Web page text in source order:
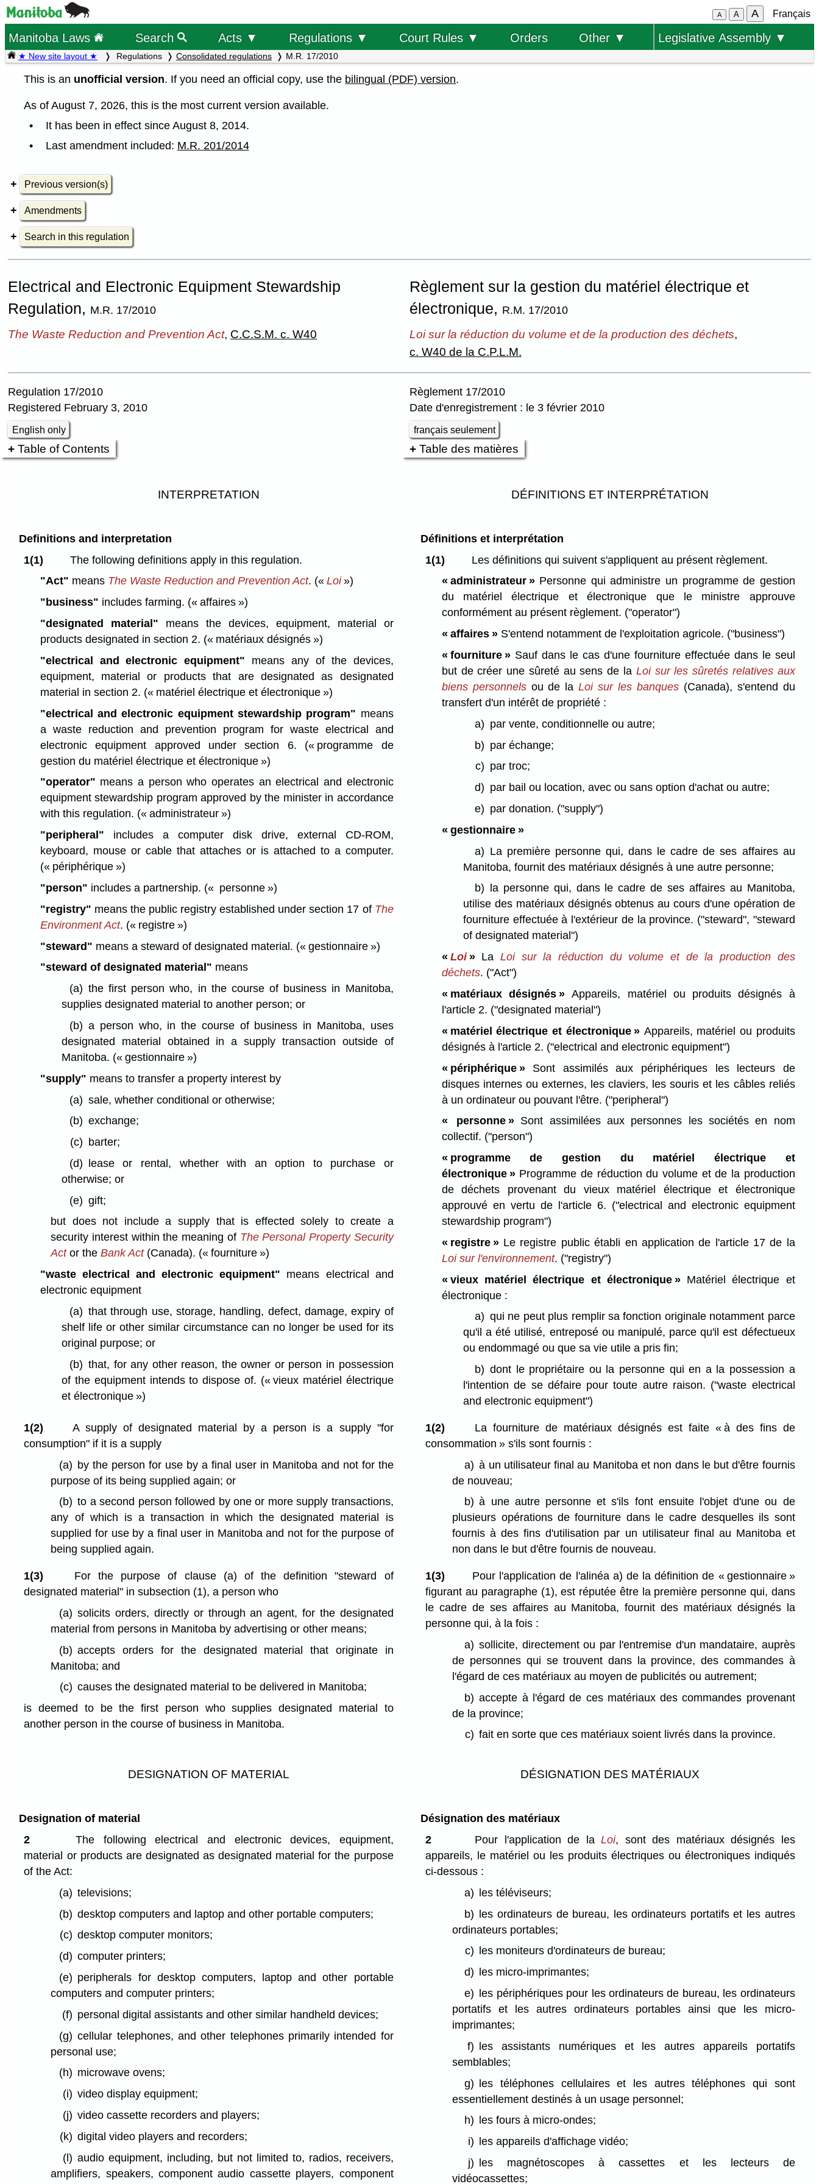
A A A Français
Manitoba Laws Search Acts ▼ Regulations ▼ Court Rules ▼ Orders Other ▼ Legislative Assembly ▼
★ New site layout ★ Regulations Consolidated regulations M.R. 17/2010
This is an unofficial version. If you need an official copy, use the bilingual (PDF) version.
As of August 7, 2026, this is the most current version available.
It has been in effect since August 8, 2014.
Last amendment included: M.R. 201/2014
Previous version(s)
Amendments
Search in this regulation
Electrical and Electronic Equipment Stewardship
Regulation, M.R. 17/2010
Règlement sur la gestion du matériel électrique et
électronique, R.M. 17/2010
The Waste Reduction and Prevention Act, C.C.S.M. c. W40 Loi sur la réduction du volume et de la production des déchets,
c. W40 de la C.P.L.M.
Regulation 17/2010
Registered February 3, 2010
English only
Règlement 17/2010
Date d'enregistrement : le 3 février 2010
français seulement
Table of Contents Table des matières
INTERPRETATION DÉFINITIONS ET INTERPRÉTATION
Definitions and interpretation
1(1)
The following definitions apply in this regulation.
"Act" means The Waste Reduction and Prevention Act. (« Loi»)
"business" includes farming. (« affaires »)
"designated material" means the devices, equipment, material or
products designated in section 2. (« matériaux désignés »)
"electrical and electronic equipment" means any of the devices,
equipment, material or products that are designated as designated
material in section 2. (« matériel électrique et électronique »)
"electrical and electronic equipment stewardship program" means
a waste reduction and prevention program for waste electrical and
electronic equipment approved under section 6. (« programme de
gestion du matériel électrique et électronique »)
"operator" means a person who operates an electrical and electronic
equipment stewardship program approved by the minister in accordance
with this regulation. (« administrateur »)
"peripheral" includes a computer disk drive, external CD-ROM,
keyboard, mouse or cable that attaches or is attached to a computer.
(« périphérique »)
"person" includes a partnership. (« personne »)
"registry" means the public registry established under section 17 of The
Environment Act. (« registre »)
"steward" means a steward of designated material. (« gestionnaire »)
"steward of designated material" means
(a) the first person who, in the course of business in Manitoba,
supplies designated material to another person; or
(b) a person who, in the course of business in Manitoba, uses
designated material obtained in a supply transaction outside of
Manitoba. (« gestionnaire »)
"supply" means to transfer a property interest by
(a) sale, whether conditional or otherwise;
(b) exchange;
(c) barter;
(d) lease or rental, whether with an option to purchase or
otherwise; or
(e) gift;
but does not include a supply that is effected solely to create a
security interest within the meaning of The Personal Property Security
Actor theBank Act (Canada). (« fourniture »)
"waste electrical and electronic equipment" means electrical and
electronic equipment
(a) that through use, storage, handling, defect, damage, expiry of
shelf life or other similar circumstance can no longer be used for its
original purpose; or
(b) that, for any other reason, the owner or person in possession
of the equipment intends to dispose of. (« vieux matériel électrique
et électronique »)
Définitions et interprétation
1(1)
Les définitions qui suivent s'appliquent au présent règlement.
« administrateur »Personne qui administre un programme de gestion
du matériel électrique et électronique que le ministre approuve
conformément au présent règlement. ("operator")
« affaires »S'entend notamment de l'exploitation agricole. ("business")
« fourniture »Sauf dans le cas d'une fourniture effectuée dans le seul
but de créer une sûreté au sens de la Loi sur les sûretés relatives aux
biens personnelsou de laLoi sur les banques(Canada), s'entend du
transfert d'un intérêt de propriété :
a) par vente, conditionnelle ou autre;
b) par échange;
c) par troc;
d) par bail ou location, avec ou sans option d'achat ou autre;
e) par donation. ("supply")
« gestionnaire »
a) La première personne qui, dans le cadre de ses affaires au
Manitoba, fournit des matériaux désignés à une autre personne;
b)
la personne qui, dans le cadre de ses affaires au Manitoba,
utilise des matériaux désignés obtenus au cours d'une opération de
fourniture effectuée à l'extérieur de la province. ("steward", "steward
of designated material")
« Loi»LaLoi sur la réduction du volume et de la production des
déchets. ("Act")
« matériaux désignés » Appareils, matériel ou produits désignés à
l'article 2. ("designated material")
« matériel électrique et électronique »Appareils, matériel ou produits
désignés à l'article 2. ("electrical and electronic equipment")
« périphérique »Sont assimilés aux périphériques les lecteurs de
disques internes ou externes, les claviers, les souris et les câbles reliés
à un ordinateur ou pouvant l'être. ("peripheral")
« personne » Sont assimilées aux personnes les sociétés en nom
collectif. ("person")
« programme de gestion du matériel électrique et
électronique »Programme de réduction du volume et de la production
de déchets provenant du vieux matériel électrique et électronique
approuvé en vertu de l'article 6. ("electrical and electronic equipment
stewardship program")
« registre »Le registre public établi en application de l'article 17 de la
Loi sur l'environnement. ("registry")
« vieux matériel électrique et électronique »Matériel électrique et
électronique :
a) qui ne peut plus remplir sa fonction originale notamment parce
qu'il a été utilisé, entreposé ou manipulé, parce qu'il est défectueux
ou endommagé ou que sa vie utile a pris fin;
b) dont le propriétaire ou la personne qui en a la possession a
l'intention de se défaire pour toute autre raison. ("waste electrical
and electronic equipment")
1(2)
A supply of designated material by a person is a supply "for
consumption" if it is a supply
(a) by the person for use by a final user in Manitoba and not for the
purpose of its being supplied again; or
(b) to a second person followed by one or more supply transactions,
any of which is a transaction in which the designated material is
supplied for use by a final user in Manitoba and not for the purpose of
being supplied again.
1(2)
La fourniture de matériaux désignés est faite « à des fins de
consommation » s'ils sont fournis :
a) à un utilisateur final au Manitoba et non dans le but d'être fournis
de nouveau;
b) à une autre personne et s'ils font ensuite l'objet d'une ou de
plusieurs opérations de fourniture dans le cadre desquelles ils sont
fournis à des fins d'utilisation par un utilisateur final au Manitoba et
non dans le but d'être fournis de nouveau.
1(3)
For the purpose of clause (a) of the definition "steward of
designated material" in subsection (1), a person who
(a) solicits orders, directly or through an agent, for the designated
material from persons in Manitoba by advertising or other means;
(b) accepts orders for the designated material that originate in
Manitoba; and
(c) causes the designated material to be delivered in Manitoba;
is deemed to be the first person who supplies designated material to
another person in the course of business in Manitoba.
1(3)
Pour l'application de l'alinéa a) de la définition de « gestionnaire »
figurant au paragraphe (1), est réputée être la première personne qui, dans
le cadre de ses affaires au Manitoba, fournit des matériaux désignés la
personne qui, à la fois :
a) sollicite, directement ou par l'entremise d'un mandataire, auprès
de personnes qui se trouvent dans la province, des commandes à
l'égard de ces matériaux au moyen de publicités ou autrement;
b) accepte à l'égard de ces matériaux des commandes provenant
de la province;
c) fait en sorte que ces matériaux soient livrés dans la province.
DESIGNATION OF MATERIAL DÉSIGNATION DES MATÉRIAUX
Designation of material
2
The following electrical and electronic devices, equipment,
material or products are designated as designated material for the purpose
of the Act:
(a) televisions;
(b) desktop computers and laptop and other portable computers;
(c) desktop computer monitors;
(d) computer printers;
(e) peripherals for desktop computers, laptop and other portable
computers and computer printers;
(f) personal digital assistants and other similar handheld devices;
(g) cellular telephones, and other telephones primarily intended for
personal use;
(h) microwave ovens;
(i) video display equipment;
(j) video cassette recorders and players;
(k) digital video players and recorders;
(l) audio equipment, including, but not limited to, radios, receivers,
amplifiers, speakers, component audio cassette players, component
Désignation des matériaux
2
Pour l'application de laLoi, sont des matériaux désignés les
appareils, le matériel ou les produits électriques ou électroniques indiqués
ci-dessous :
a) les téléviseurs;
b) les ordinateurs de bureau, les ordinateurs portatifs et les autres
ordinateurs portables;
c)
les moniteurs d'ordinateurs de bureau;
d)
les micro-imprimantes;
e) les périphériques pour les ordinateurs de bureau, les ordinateurs
portatifs et les autres ordinateurs portables ainsi que les micro-
imprimantes;
f) les assistants numériques et les autres appareils portatifs
semblables;
g) les téléphones cellulaires et les autres téléphones qui sont
essentiellement destinés à un usage personnel;
h)
les fours à micro-ondes;
i)
les appareils d'affichage vidéo;
j) les magnétoscopes à cassettes et les lecteurs de
vidéocassettes;